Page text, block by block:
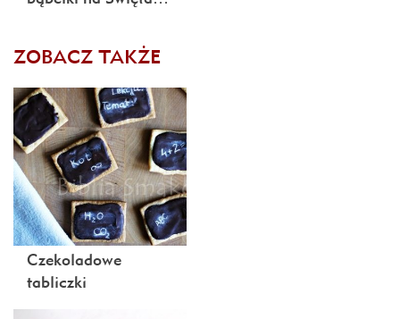
ZOBACZ TAKŻE
Czekoladowe
tabliczki